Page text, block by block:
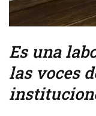
Es una
las voces